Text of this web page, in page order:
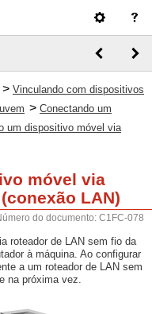
> Vinculando com dispositivos
> Conectando um
um dispositivo móvel via
móvel via
LAN)
do documento: C1FC-078
roteador de LAN sem fio da
à máquina. Ao configurar
a um roteador de LAN sem
na próxima vez.